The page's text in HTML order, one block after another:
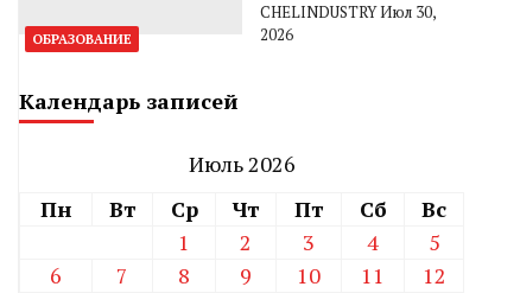
ОБРАЗОВАНИЕ
CHELINDUSTRYИюл 30,
2026
Календарь записей
Июль 2026
Пн
Вт Ср Чт Пт Сб
Вс
1
2 3 4
5
6
7 8 9 10 11
12